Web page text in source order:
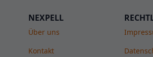
NEXPELL
Über uns
Kontakt